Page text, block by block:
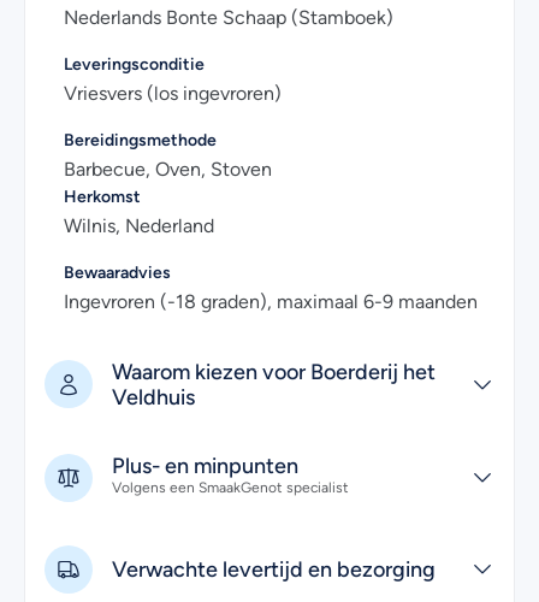
ons opnemen. Wij helpen je graag!
Nederlands Bonte Schaap (Stamboek)
Leveringsconditie
Vriesvers (los ingevroren)
Bereidingsmethode
Barbecue, Oven, Stoven
Herkomst
Wilnis, Nederland
Bewaaradvies
Ingevroren (-18 graden), maximaal 6-9 maanden
Waarom kiezen voor Boerderij het
Veldhuis
Plus- en minpunten
Volgens een SmaakGenot specialist
Verwachte levertijd en bezorging